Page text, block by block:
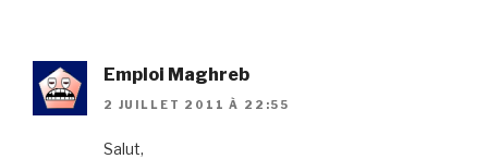
Emploi Maghreb
2 JUILLET 2011 À 22:55
Salut,